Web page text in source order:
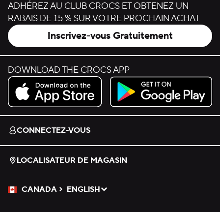
ADHÉREZ AU CLUB CROCS ET OBTENEZ UN
RABAIS DE 15 % SUR VOTRE PROCHAIN ACHAT
Inscrivez-vous Gratuitement
DOWNLOAD THE CROCS APP
Download on the App Store.
Get it on Google Play.
CONNECTEZ-VOUS
LOCALISATEUR DE MAGASIN
CANADA
Veuillez sélectionner une langue
ENGLISH
Sélectionné